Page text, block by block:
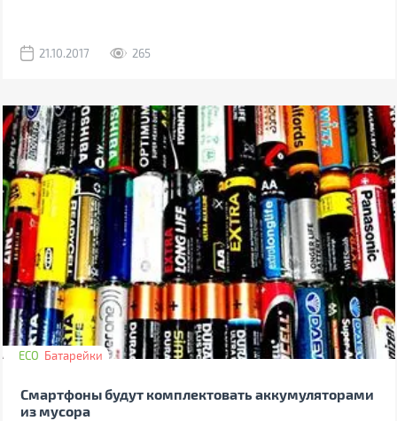
21.10.2017 265
ECO Батарейки
Смартфоны будут комплектовать аккумуляторами
из мусора